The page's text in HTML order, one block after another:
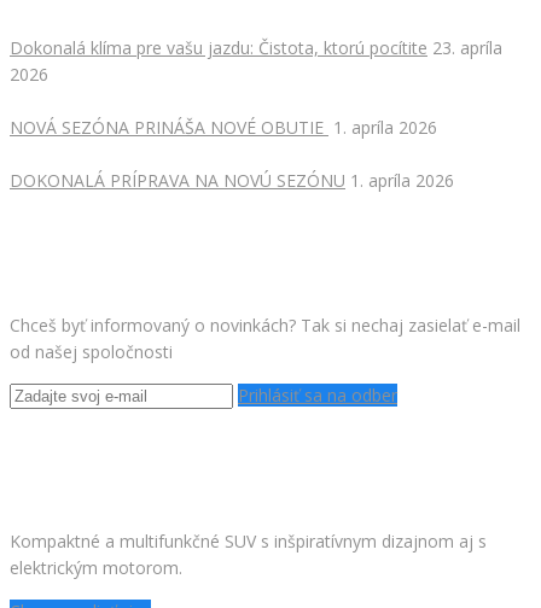
Dokonalá klíma pre vašu jazdu: Čistota, ktorú pocítite 23. apríla
2026
NOVÁ SEZÓNA PRINÁŠA NOVÉ OBUTIE 1. apríla 2026
DOKONALÁ PRÍPRAVA NA NOVÚ SEZÓNU 1. apríla 2026
Chceš byť informovaný o novinkách? Tak si nechaj zasielať e-mail
od našej spoločnosti
Prihlásiť sa na odber
Kompaktné a multifunkčné SUV s inšpiratívnym dizajnom aj s
elektrickým motorom.